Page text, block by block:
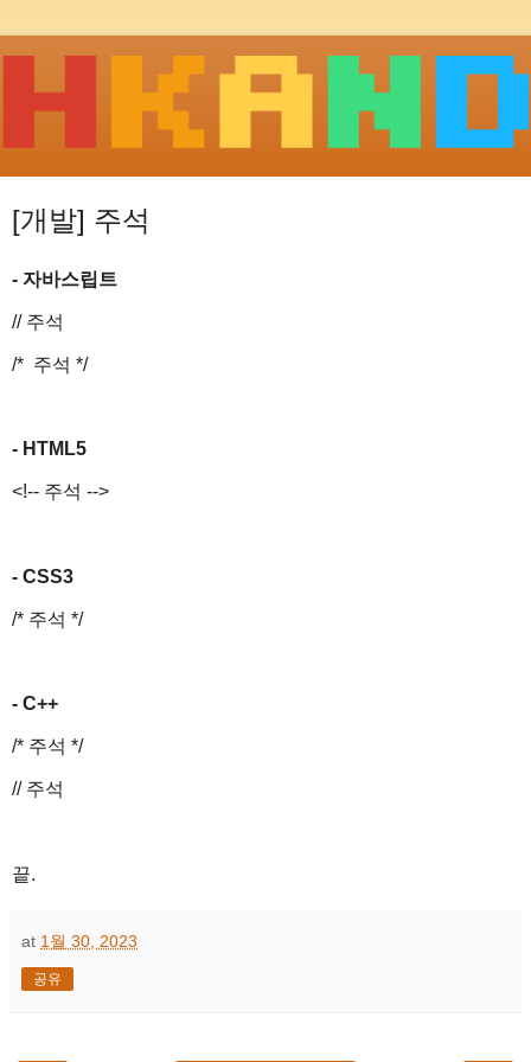
[개발] 주석
- 자바스립트
// 주석
/* 주석 */
- HTML5
<!-- 주석 -->
- CSS3
/* 주석 */
- C++
/* 주석 */
// 주석
끝.
at 1월 30, 2023
공유